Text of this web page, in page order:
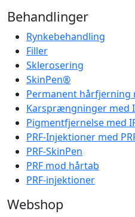
Behandlinger
Rynkebehandling
Filler
Sklerosering
SkinPen®
Permanent hårfjerning
Karsprængninger med
Pigmentfjernelse med
PRF-Injektioner med
PRF-SkinPen
PRF mod hårtab
PRF-injektioner
Webshop